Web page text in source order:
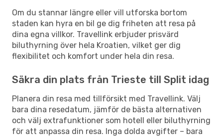
Om du stannar längre eller vill utforska bortom
staden kan hyra en bil ge dig friheten att resa på
dina egna villkor. Travellink erbjuder prisvärd
biluthyrning över hela Kroatien, vilket ger dig
flexibilitet och komfort under hela din resa.
Säkra din plats från Trieste till Split idag
Planera din resa med tillförsikt med Travellink. Välj
bara dina resedatum, jämför de bästa alternativen
och välj extrafunktioner som hotell eller biluthyrning
för att anpassa din resa. Inga dolda avgifter – bara